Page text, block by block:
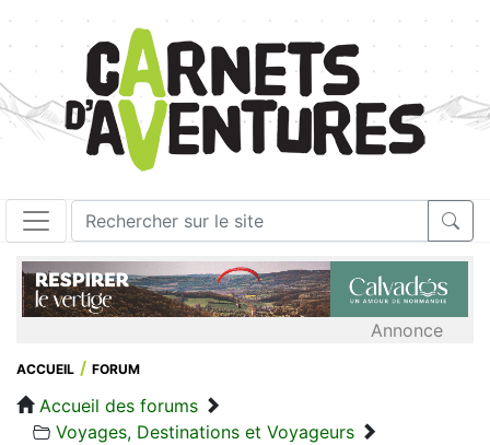
Annonce
ACCUEIL FORUM
Accueil des forums
Voyages, Destinations et Voyageurs